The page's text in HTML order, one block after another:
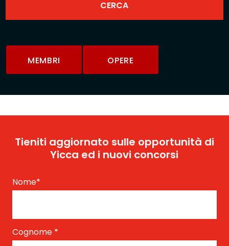
MEMBRI OPERE
Tieniti aggiornato sulle opportunità di
Yicca ed i nuovi concorsi
Nome*
Cognome *